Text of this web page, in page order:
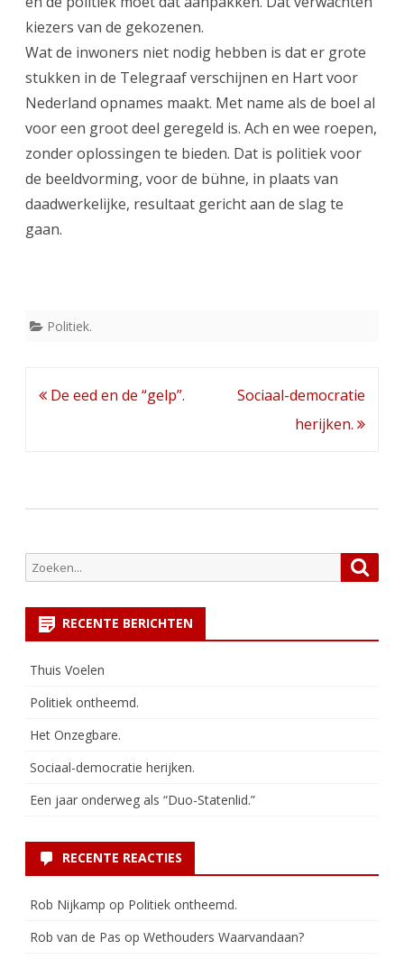
kiezers van de gekozenen.
Wat de inwoners niet nodig hebben is dat er grote
stukken in de Telegraaf verschijnen en Hart voor
Nederland opnames maakt. Met name als de boel al
voor een groot deel geregeld is. Ach en wee roepen,
zonder oplossingen te bieden. Dat is politiek voor
de beeldvorming, voor de bühne, in plaats van
daadwerkelijke, resultaat gericht aan de slag te
gaan.
Politiek.
Bericht
De eed en de “gelp”.
Sociaal-democratie
herijken.
Zoeken
naar:
RECENTE BERICHTEN
Thuis Voelen
Politiek ontheemd.
Het Onzegbare.
Sociaal-democratie herijken.
Een jaar onderweg als “Duo-Statenlid.”
RECENTE REACTIES
Rob Nijkamp op Politiek ontheemd.
Rob van de Pas op Wethouders Waarvandaan?